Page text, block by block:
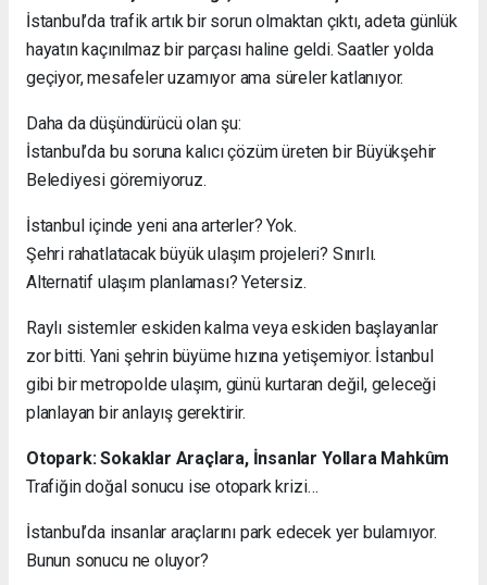
İstanbul’da trafik artık bir sorun olmaktan çıktı, adeta günlük
hayatın kaçınılmaz bir parçası haline geldi. Saatler yolda
geçiyor, mesafeler uzamıyor ama süreler katlanıyor.
Daha da düşündürücü olan şu:
İstanbul’da bu soruna kalıcı çözüm üreten bir Büyükşehir
Belediyesi göremiyoruz.
İstanbul içinde yeni ana arterler? Yok.
Şehri rahatlatacak büyük ulaşım projeleri? Sınırlı.
Alternatif ulaşım planlaması? Yetersiz.
Raylı sistemler eskiden kalma veya eskiden başlayanlar
zor bitti. Yani şehrin büyüme hızına yetişemiyor. İstanbul
gibi bir metropolde ulaşım, günü kurtaran değil, geleceği
planlayan bir anlayış gerektirir.
Otopark: Sokaklar Araçlara, İnsanlar Yollara Mahkûm
Trafiğin doğal sonucu ise otopark krizi…
İstanbul’da insanlar araçlarını park edecek yer bulamıyor.
Bunun sonucu ne oluyor?